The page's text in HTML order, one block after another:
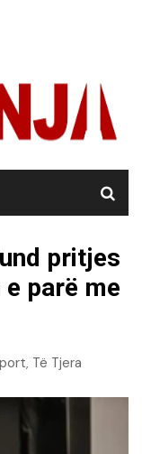
pritjes
parë me
, Të Tjera